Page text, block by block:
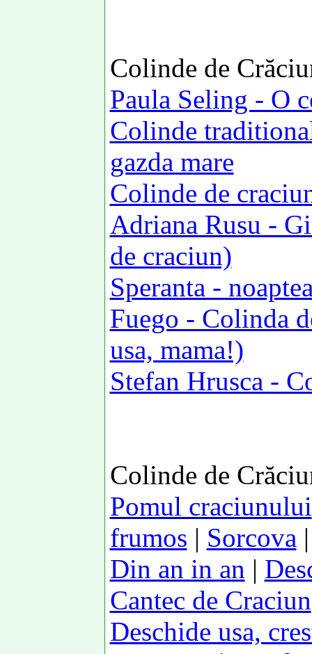
Colinde de
Paula Seling - O
Colinde
gazda mare
Colinde de
Adriana Rusu -
de craciun)
Speranta -
Fuego - Colinda
usa, mama!)
Stefan Hrusca -
Colinde de
Pomul craciunului
frumos | Sorcova
Din an in an |
Cantec de Craciun
Deschide usa,